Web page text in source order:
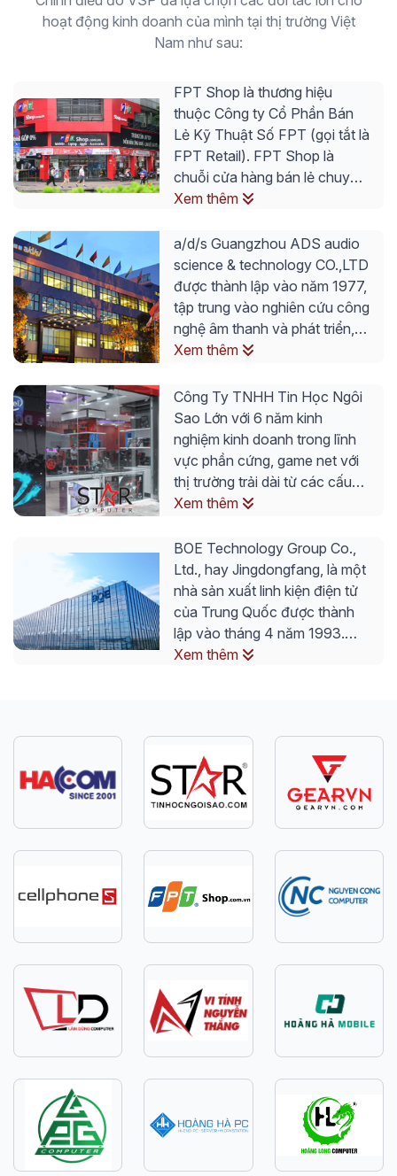
hoạt động kinh doanh của mình tại thị trường Việt
Nam như sau:
FPT Shop là thương hiệu
thuộc Công ty Cổ Phần Bán
Lẻ Kỹ Thuật Số FPT (gọi tắt là
FPT Retail). FPT Shop là
chuỗi cửa hàng bán lẻ chuyên
về các sản phẩm kỹ thuật số
các dòng sản phẩm VSP
Smart Tivi FPT Shop là hệ
thống bán lẻ đầu tiên ở Việt
Nam được cấp chứng chỉ ISO
9001:2000. Hiện nay, FPT
Shop là chuỗi bán lẻ lớn thứ 2
công nghệ
Xem thêm
a/d/s Guangzhou ADS audio
science & technology CO.,LTD
được thành lập vào năm 1977,
tập trung vào nghiên cứu công
nghệ âm thanh và phát triển,
thiết kế sản phẩm, sản xuất và
thanh.
Xem thêm
Công Ty TNHH Tin Học Ngôi
Sao Lớn với 6 năm kinh
nghiệm kinh doanh trong lĩnh
vực phần cứng, game net với
thị trường trải dài từ các cấu
hình bình dân đến cao cấp. Là
phụ kiện mouse, keyboard,
case các thương hiệu.
Xem thêm
BOE Technology Group Co.,
Ltd., hay Jingdongfang, là một
nhà sản xuất linh kiện điện tử
của Trung Quốc được thành
lập vào tháng 4 năm 1993.
Hoạt động kinh doanh cốt lõi
kỹ thuật.
Xem thêm